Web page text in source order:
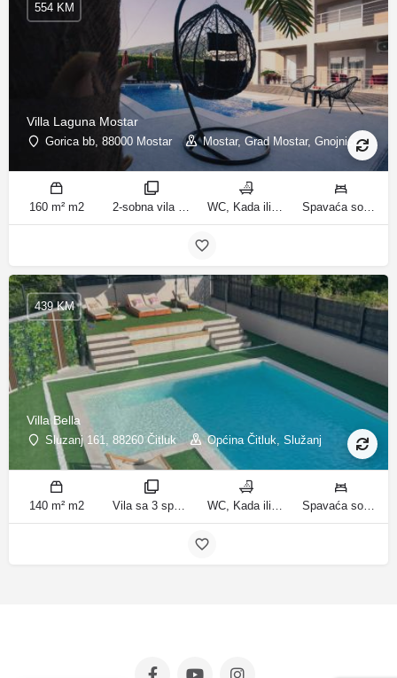
Villa Laguna Mostar
Gorica bb, 88000 Mostar Mostar, Grad Mostar, Gnojnice
554 KM
160 m² m2
Villa Bella
Sluzanj 161, 88260 Čitluk Općina Čitluk, Služanj
439 KM
140 m² m2